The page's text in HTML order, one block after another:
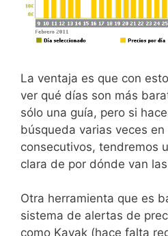
La ventaja es que con
ver qué días son más
sólo una guía, pero si
búsqueda varias veces en
consecutivos, tendremos
clara de por dónde van
Otra herramienta que es
sistema de alertas de
como Kayak (hace falta